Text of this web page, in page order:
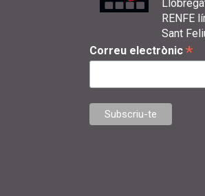
RENFE
Sant
Correu electrònic *